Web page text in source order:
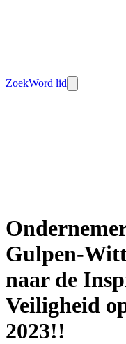
ZoekWord lid
Gulpen-
naar de
Veiligheid
2023!!